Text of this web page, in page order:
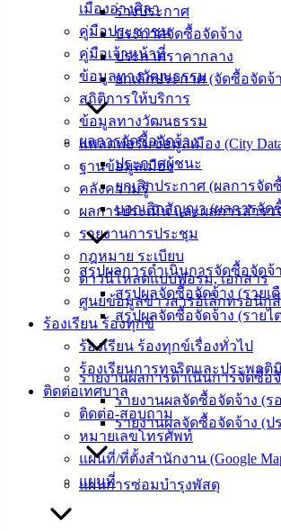
เมืองอ่างศิลา
คู่มือประชาชน
คู่มือเจ้าหน้าที่
ข้อมูลทางวัฒนธรรม
สถิติการให้บริการ
ข้อมูลทางวัฒนธรรม
แพลตฟอร์มข้อมูลเมือง (City Data
ฐานข้อมูลเมือง
คลังความรู้
ผลการประเมิน และผลการสำรว
รายงานการประชุม
กฎหมาย ระเบียบ
ดาวน์โหลดแบบฟอร์ม, เอกสาร
ศูนย์ข้อมูลข่าวสารอิเล็กทรอนิกส์
ร้องเรียน ร้องทุกข์
ร้องเรียน ร้องทุกข์เรื่องทั่วไป
ร้องเรียนการทุจริตและประพฤติ
ติดต่อเทศบาล
ติดต่อ-สอบถาม
หมายเลขโทรศัพท์
แผนที่/ที่ตั้งสำนักงาน (Google
แผนที่
ร่างประกาศ
ประกาศจัดซื้อจัดจ้าง
ประกาศราคากลาง
ยกเลิกประกาศ (จัดซื้อจัดจ้
ผลการจัดซื้อจัดจ้าง
ประกาศผู้ชนะ
ยกเลิกประกาศ (ผลการจัด
บอกเลิกสัญญา (ผลการจัด
สรุปผลการดำเนินการจัดซื้อจัดจ้
สรุปผลจัดซื้อจัดจ้าง (รายเ
สรุปผลจัดซื้อจัดจ้าง (รายไ
รายงานผลการดำเนินการจัดซื้อ
รายงานผลจัดซื้อจัดจ้าง (ร
รายงานผลจัดซื้อจัดจ้าง (ป
แผนการซ่อมบำรุงพัสดุ
ฟอร์ม,
เอกสาร
คู่มือ
สำหรับ
ประชาชน/
คู่มือการ
ปฏิบัติ
งาน
ข่าวสาร
น่ารู้
ศุนย์
ข้อมูล
ข่าวสาร
อิเล็กทรอนิกส์
องค์
ความรู้
(Knowledge
Management)
เทศบาล
สายตรง